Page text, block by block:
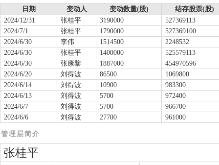
日期 变动人 变动数量(股)
结存股票(股)
2024/12/31
张桂平 3190000
527369113
2024/7/1
张桂平 1790000
527369100
2024/6/30
李伟 1514500
2248532
2024/6/30
张桂平 1400000
525579113
2024/6/30
张康黎 1887000
454970596
2024/6/20
刘得波 86500
1069800
2024/6/14
刘得波 10900
983300
2024/6/13
刘得波 5700
972400
2024/6/7
刘得波 5700
966700
2024/6/6
刘得波 27700 961000
管理层简介
张桂平